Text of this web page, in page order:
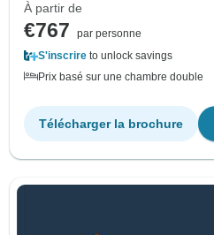
À partir de
€767
par personne
S'inscrire to unlock savings
Prix basé sur une chambre double
Télécharger la brochure